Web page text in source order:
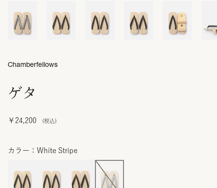
ゲタ
￥24,200
Chamberfellows
カラー：White Stripe